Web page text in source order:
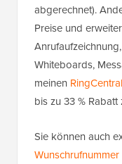
abgerechnet).
Preise und
Whiteboards,
meinen
bis zu 33 % Rabatt
Sie können auch
Wunschrufnummer